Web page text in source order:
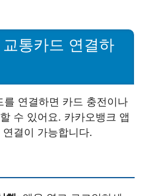
통카드 연결하
를 연결하면 카드 충전이나
수 있어요. 카카오뱅크 앱
결이 가능합니다.